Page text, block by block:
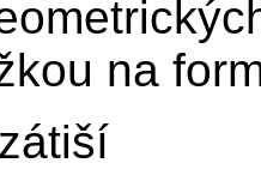
na